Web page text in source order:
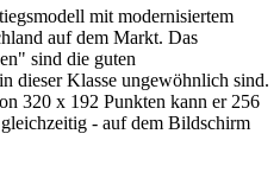
mit modernisiertem
auf dem Markt. Das
sind die guten
dieser Klasse ungewöhnlich sind.
320 x 192 Punkten kann er 256
- auf dem Bildschirm